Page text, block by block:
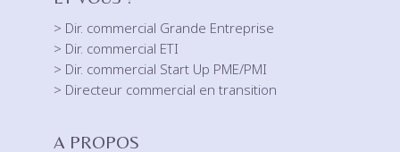
> Dir. commercial Grande Entreprise
> Dir. commercial ETI
> Dir. commercial Start Up PME/PMI
> Directeur commercial en transition
A PROPOS